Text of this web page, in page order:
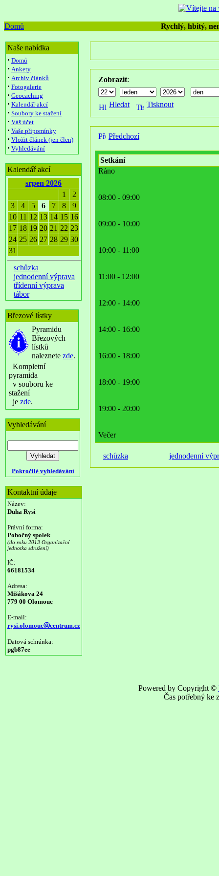
Domů Rychlý, hbitý,
Naše nabídka
· Domů
· Ankety
· Archiv článků
· Fotogalerie
· Geocaching
· Kalendář akcí
· Soubory ke stažení
· Váš účet
· Vaše připomínky
· Vložit článek (jen člen)
· Vyhledávání
Kalendář akcí
srpen 2026
1
2
3
4 5 6 7 8
9
10 11 12 13 14 15 16
17 18 19 20 21 22 23
24 25 26 27 28 29 30
31
schůzka
jednodenní výprava
třídenní výprava
tábor
Březové lístky
Pyramidu
Březových
lístků
naleznete zde.
Kompletní
pyramida
v souboru ke
stažení
je zde.
Vyhledávání
Pokročilé vyhledávání
Kontaktní údaje
Název:
Duha Rysi
Právní forma:
Pobočný spolek
(do roku 2013 Organizační
jednotka sdružení)
IČ:
66181534
Adresa:
Mišákova 24
779 00 Olomouc
E-mail:
rysi.olomoucⓐcentrum.cz
Datová schránka:
pgb87ee
Zobrazit:
Hledat Tisknout
Předchozí
Setkání
Ráno
08:00 - 09:00
09:00 - 10:00
10:00 - 11:00
11:00 - 12:00
12:00 - 14:00
14:00 - 16:00
16:00 - 18:00
18:00 - 19:00
19:00 - 20:00
Večer
schůzka jednodenní
Powered by Copyright ©
Čas potřebný ke